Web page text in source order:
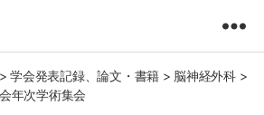
> 学会発表記録、論文・書籍 > 脳神経外科 >
年次学術集会